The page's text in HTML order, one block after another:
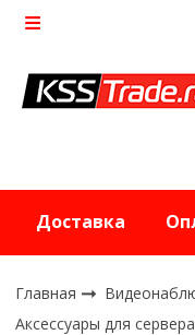
Доставка
Главная
Аксессуары для